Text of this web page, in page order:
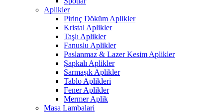
Aplikler
Pirinç Döküm Aplikler
Kristal Aplikler
Taşlı Aplikler
Fanuslu Aplikler
Paslanmaz & Lazer Kesim Aplikler
Şapkalı Aplikler
Sarmaşık Aplikler
Tablo Aplikleri
Fener Aplikler
Mermer Aplik
Masa Lambalari